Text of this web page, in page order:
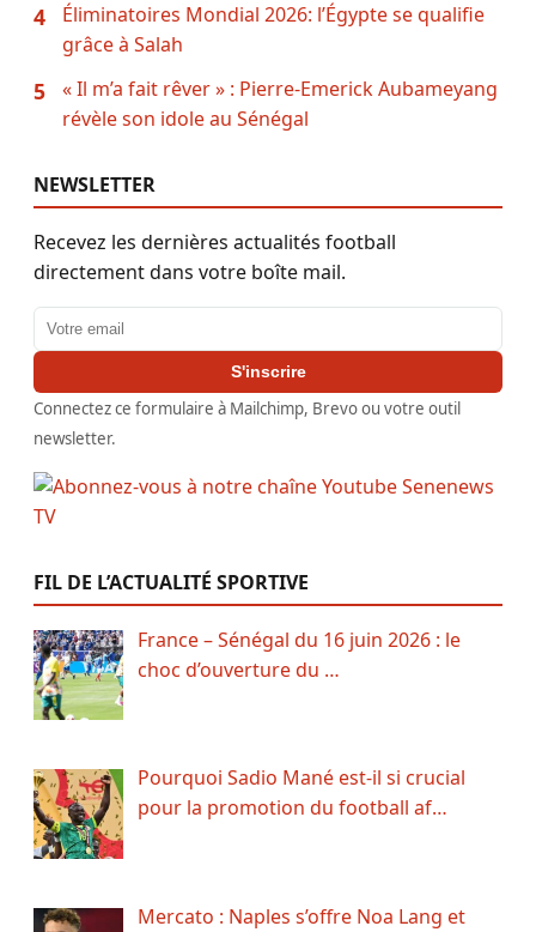
4
Éliminatoires Mondial 2026: l’Égypte se qualifie
grâce à Salah
5
« Il m’a fait rêver » : Pierre-Emerick Aubameyang
révèle son idole au Sénégal
NEWSLETTER
Recevez les dernières actualités football
directement dans votre boîte mail.
Adresse email
S'inscrire
Connectez ce formulaire à Mailchimp, Brevo ou votre outil
newsletter.
FIL DE L’ACTUALITÉ SPORTIVE
France – Sénégal du 16 juin 2026 : le
choc d’ouverture du …
Pourquoi Sadio Mané est-il si crucial
pour la promotion du football af…
Mercato : Naples s’offre Noa Lang et